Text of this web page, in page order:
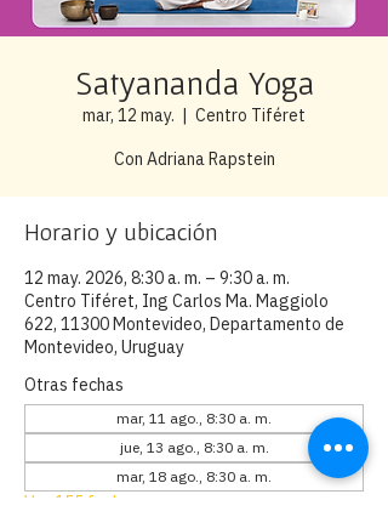
Satyananda Yoga
mar, 12 may.
  |
Centro Tiféret
Con Adriana Rapstein
Horario y ubicación
12 may. 2026, 8:30 a. m. – 9:30 a. m.
Centro Tiféret, Ing Carlos Ma. Maggiolo
622, 11300 Montevideo, Departamento de
Montevideo, Uruguay
Otras fechas
mar, 11 ago., 8:30 a. m.
jue, 13 ago., 8:30 a. m.
mar, 18 ago., 8:30 a. m.
Ver 155 fechas